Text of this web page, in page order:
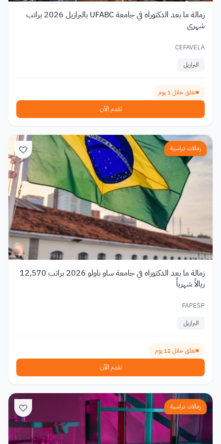
زمالة ما بعد الدكتوراه في جامعة UFABC بالبرازيل 2026 براتب
شهري
CEFAVELA
البرازيل
تغلق خلال 1 يوم
تقدم الآن
زمالات دراسية
زمالة ما بعد الدكتوراه في جامعة ساو باولو 2026 براتب 12,570
ريالاً شهرياً
FAPESP
البرازيل
تغلق خلال 12 يوم
تقدم الآن
زمالات دراسية